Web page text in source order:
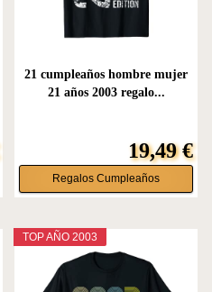
21 cumpleaños hombre mujer
21 años 2003 regalo...
19,49 €
Regalos Cumpleaños
TOP AÑO 2003